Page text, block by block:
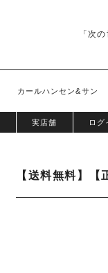
「次
カールハンセン&サン
実店舗 ログ
【送料無料】